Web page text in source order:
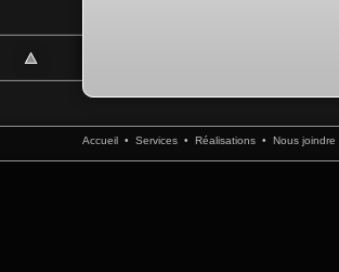
Accueil • Services • Réalisations • Nous joindre